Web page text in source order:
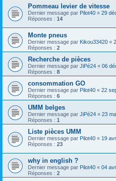
Pommeau levier de vitesse
Dernier message par Pilot40 « 29
Réponses : 14
Monte pneus
Dernier message par Kikou33420 «
Réponses : 2
Recherche de pièces
Dernier message par JiPé24 « 06
Réponses : 8
consommation GO
Dernier message par Pilot40 « 22
Réponses : 6
UMM belges
Dernier message par JiPé24 « 23
Réponses : 1
Liste pièces UMM
Dernier message par Pilot40 « 19
Réponses : 23
why in english ?
Dernier message par Pilot40 « 04
Réponses : 2